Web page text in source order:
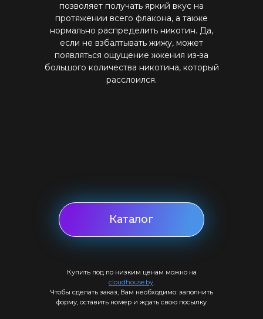
Каталог
Купить под по низким ценам можно на
cloudhouse.by.
Чтобы сделать заказ, Вам необходимо: заполнить
форму, оставить номер и ждать свою посылку
позволяет получать яркий вкус на
протяжении всего флакона, а также
нормально распределить никотин. Да,
если не взбалтывать жижу, может
появляться ощущение жжения из-за
большого количества никотина, который
расслоился.